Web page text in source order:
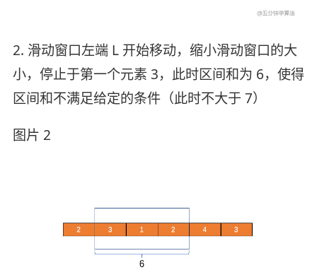
2. 滑动窗口左端 L 开始移动，缩小滑动窗口的大
小，停止于第一个元素 3，此时区间和为 6，使得
区间和不满足给定的条件（此时不大于 7）
图片 2